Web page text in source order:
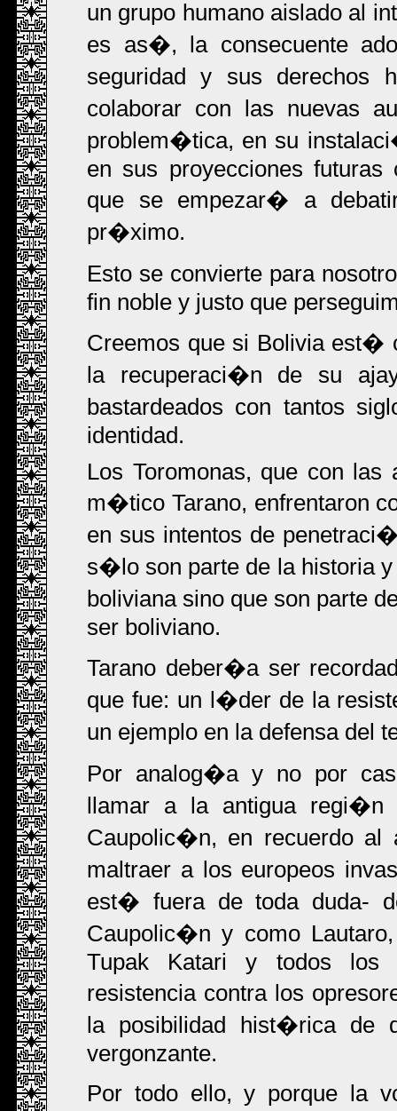
un grupo humano aislado al
es as�, la consecuente
seguridad y sus derechos
colaborar con las nuevas
problem�tica, en su
en sus proyecciones
que se empezar� a
pr�ximo.
Esto se convierte para
fin noble y justo que
Creemos que si Bolivia est�
la recuperaci�n de su
bastardeados con tantos
identidad.
Los Toromonas, que con
m�tico Tarano, enfrentaron
en sus intentos de
s�lo son parte de la historia
boliviana sino que son parte
ser boliviano.
Tarano deber�a ser
que fue: un l�der de la
un ejemplo en la defensa del
Por analog�a y no por
llamar a la antigua regi�n
Caupolic�n, en recuerdo al
maltraer a los europeos
est� fuera de toda duda-
Caupolic�n y como
Tupak Katari y todos los
resistencia contra los
la posibilidad hist�rica de
vergonzante.
Por todo ello, y porque la